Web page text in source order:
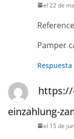
el 22 de
Pamper
Respuesta
https://
einzahlung-
el 15 de